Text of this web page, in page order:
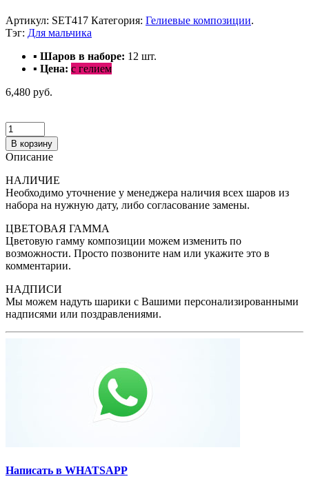
Артикул: SET417 Категория: Гелиевые композиции.
Тэг: Для мальчика
▪ Шаров в наборе: 12 шт.
▪ Цена: с гелием
6,480 руб.
В корзину
Описание
НАЛИЧИЕ
Необходимо уточнение у менеджера наличия всех шаров из
набора на нужную дату, либо согласование замены.
ЦВЕТОВАЯ ГАММА
Цветовую гамму композиции можем изменить по
возможности. Просто позвоните нам или укажите это в
комментарии.
НАДПИСИ
Мы можем надуть шарики с Вашими персонализированными
надписями или поздравлениями.
Написать в WHATSAPP